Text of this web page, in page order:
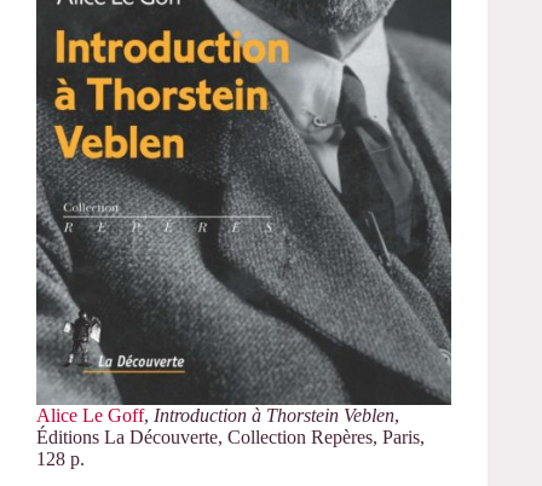
Alice Le Goff, Introduction à Thorstein Veblen,
Éditions La Découverte, Collection Repères, Paris,
128 p.